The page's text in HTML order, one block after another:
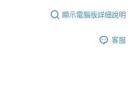
顯示電腦版詳細說明
客服